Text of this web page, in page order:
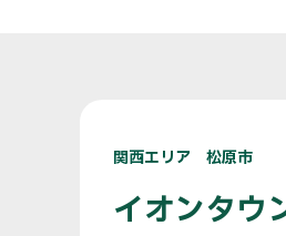
関西エリア 松原市
イオンタウ